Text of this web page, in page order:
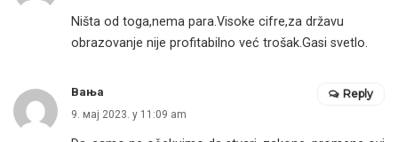
Ništa od toga,nema para.Visoke cifre,za državu
obrazovanje nije profitabilno već trošak.Gasi svetlo.
Вања
9. мај 2023. у 11:09 am
Reply